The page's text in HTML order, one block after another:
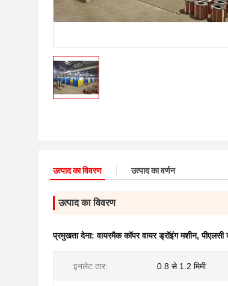
उत्पाद का विवरण उत्पाद का वर्णन
उत्पाद का विवरण
प्रमुखता देना:वायरमैक कॉपर वायर ड्रॉइंग मशीन,पीएलसी
इनलेट तार: 0.8 से 1.2 मिमी